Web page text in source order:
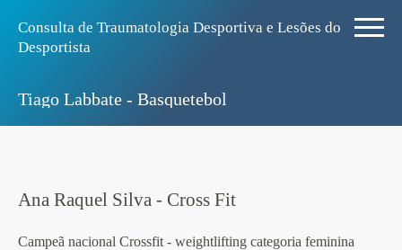
Consulta de Traumatologia Desportiva e Lesões do
Desportista
Tiago Labbate - Basquetebol
Ana Raquel Silva - Cross Fit
Campeã nacional Crossfit - weightlifting categoria feminina